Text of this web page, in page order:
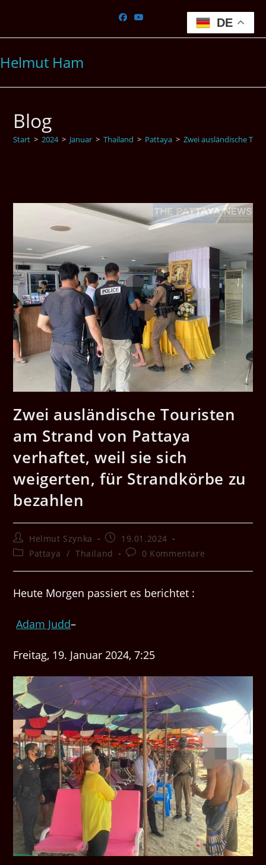
springen
Helmut Ham
Blog
Start > 2024 > Januar > Thailand > Pattaya > Zwei ausländische
Zwei ausländische Touristen
am Strand von Pattaya
verhaftet, weil sie sich
weigerten, für Strandkörbe zu
bezahlen
Beitrags-
Autor:
Helmut Szynka
Beitrag
veröffentlicht:
19.01.2024
Beitrags-
Pattaya / Thailand
Beitrags-
0 Kommentare
Heute Morgen passiert es berichtet :
Adam Judd–
Freitag, 19. Januar 2024, 7:25
DE